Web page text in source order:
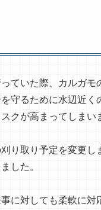
ていた際、カルガモ
守るために水辺近
クが高まってしまい
り取り予定を変更
した。
に対しても柔軟に